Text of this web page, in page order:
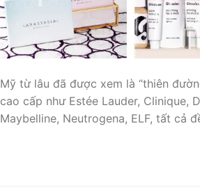
Mỹ từ lâu đã được xem là “thiên
cao cấp như Estée Lauder, Clinique,
Maybelline, Neutrogena, ELF, tất cả